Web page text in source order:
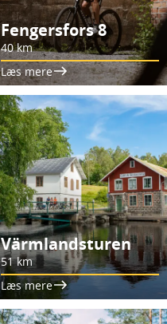
Fengersfors 8
40 km
Læs mere
Värmlandsturen
51 km
Læs mere